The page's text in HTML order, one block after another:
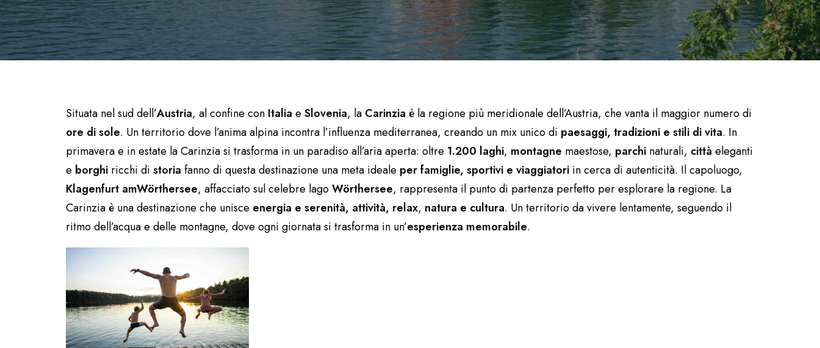
Situata nel sud dell’Austria, al confine con Italia e Slovenia, la Carinzia è la regione più meridionale dell’Austria, che vanta il maggior numero di
ore di sole. Un territorio dove l’anima alpina incontra l’influenza mediterranea, creando un mix unico di paesaggi, tradizioni e stili di vita. In
primavera e in estate la Carinzia si trasforma in un paradiso all’aria aperta: oltre 1.200 laghi, montagne maestose, parchi naturali, città eleganti
e borghi ricchi di storia fanno di questa destinazione una meta ideale per famiglie, sportivi e viaggiatori in cerca di autenticità. Il capoluogo,
Klagenfurt amWörthersee, affacciato sul celebre lagoWörthersee, rappresenta il punto di partenza perfetto per esplorare la regione. La
Carinzia è una destinazione che unisce energia e serenità, attività, relax, natura e cultura. Un territorio da vivere lentamente, seguendo il
ritmo dell’acqua e delle montagne, dove ogni giornata si trasforma in un’esperienza memorabile.